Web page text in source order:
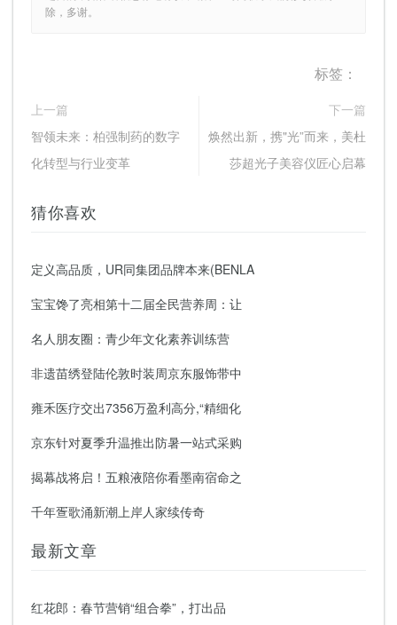
除，多谢。
标签：
上一篇
智领未来：柏强制药的数字
化转型与行业变革
下一篇
焕然出新，携"光”而来，美杜
莎超光子美容仪匠心启幕
猜你喜欢
定义高品质，UR同集团品牌本来(BENLA
宝宝馋了亮相第十二届全民营养周：让
名人朋友圈：青少年文化素养训练营
非遗苗绣登陆伦敦时装周京东服饰带中
雍禾医疗交出7356万盈利高分,“精细化
京东针对夏季升温推出防暑一站式采购
揭幕战将启！五粮液陪你看墨南宿命之
千年疍歌涌新潮上岸人家续传奇
最新文章
红花郎：春节营销“组合拳”，打出品